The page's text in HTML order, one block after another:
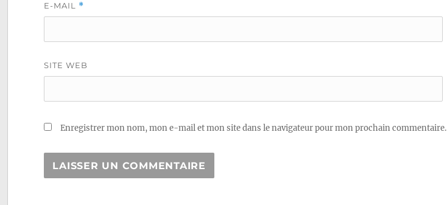
E-MAIL *
SITE WEB
Enregistrer mon nom, mon e-mail et mon site dans le navigateur pour mon prochain commentaire.